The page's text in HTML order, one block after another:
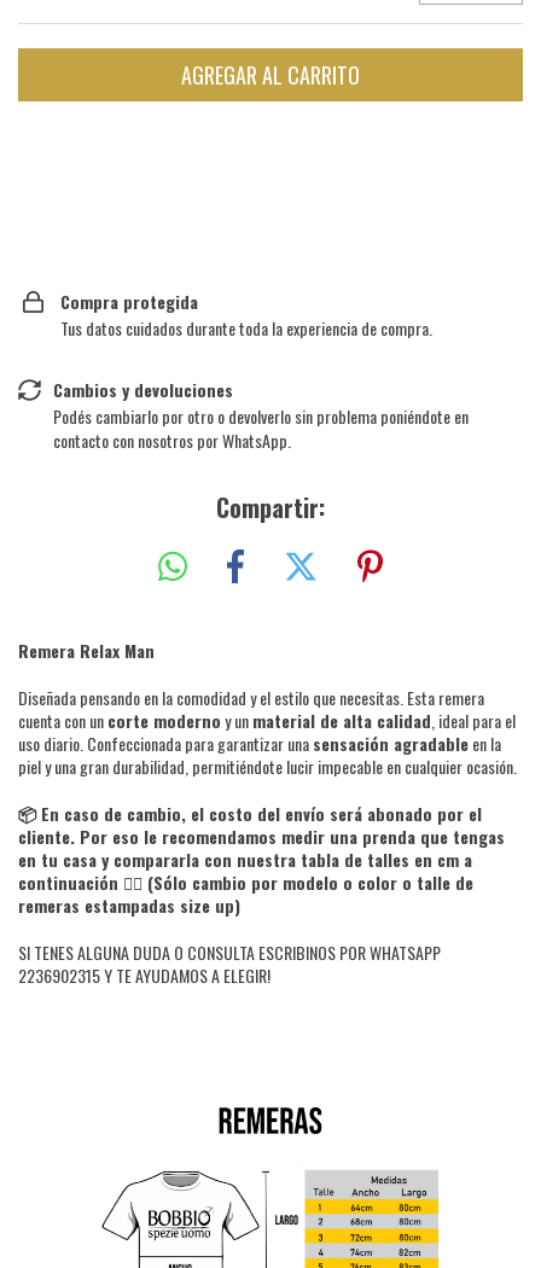
Compra protegida
Tus datos cuidados durante toda la experiencia de compra.
Cambios y devoluciones
Podés cambiarlo por otro o devolverlo sin problema poniéndote en
contacto con nosotros por WhatsApp.
Compartir:
Remera Relax Man
Diseñada pensando en la comodidad y el estilo que necesitas. Esta remera
cuenta con uncorte modernoy unmaterial de alta calidad , ideal para el
uso diario. Confeccionada para garantizar unasensación agradableen la
piel y una gran durabilidad, permitiéndote lucir impecable en cualquier ocasión.
📦 En caso de cambio, el costo del envío será abonado por el
cliente. Por eso le recomendamos medir una prenda que tengas
en tu casa y compararla con nuestra tabla de talles en cm a
continuación 👇🏻 (Sólo cambio por modelo o color o talle de
remeras estampadas size up)
SI TENES ALGUNA DUDA O CONSULTA ESCRIBINOS POR WHATSAPP
2236902315 Y TE AYUDAMOS A ELEGIR!